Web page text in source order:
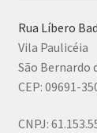
Rua Líbero
Vila Paulicéia
São Bernardo
CEP: 09691-
CNPJ: